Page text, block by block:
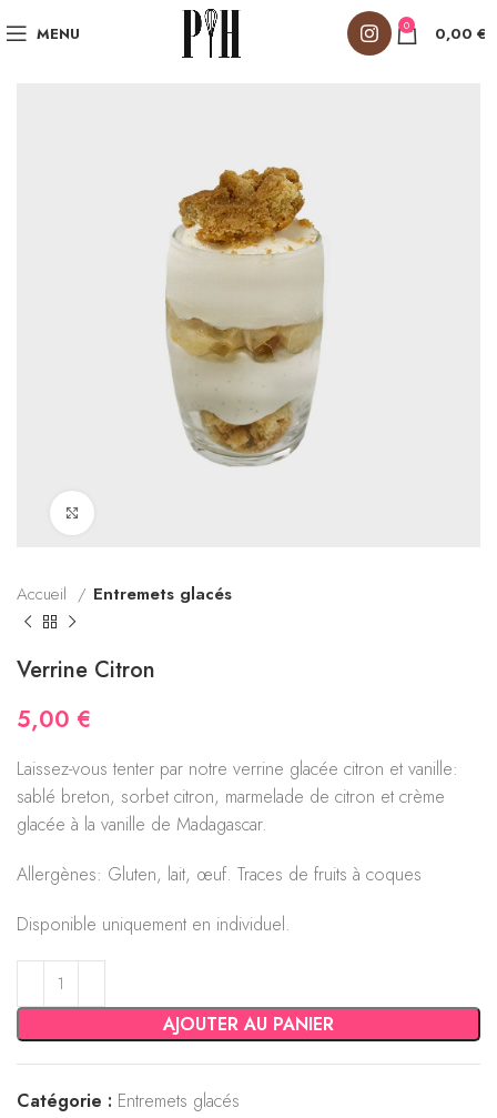
MENU 0 0,00 €
Accueil Entremets glacés
Verrine Citron
5,00 €
Laissez-vous tenter par notre verrine glacée citron et vanille:
sablé breton, sorbet citron, marmelade de citron et crème
glacée à la vanille de Madagascar.
Allergènes: Gluten, lait, œuf. Traces de fruits à coques
Disponible uniquement en individuel.
AJOUTER AU PANIER
Catégorie : Entremets glacés